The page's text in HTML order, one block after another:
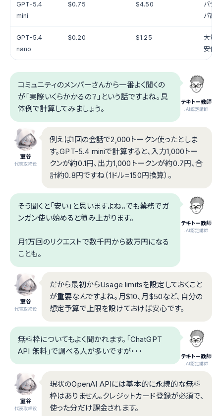
GPT-5.4
mini
$0.75 $4.50
バラ
パ高
GPT-5.4
nano
$0.20 $1.25
大量
安価
テキトー教師
.AI認定講師
コミュニティのメンバーさんから一番よく聞くの
が「実際いくらかかるの？」という話ですよね。具
体例で計算してみましょう。
室谷
代表取締役
例えば1回の会話で2,000トークン使ったとしま
す。GPT-5.4 miniで計算すると、入力1,000トー
クンが約0.1円、出力1,000トークンが約0.7円、合
計約0.8円ですね（1ドル=150円換算）。
テキトー教師
.AI認定講師
そう聞くと「安い」と思いますよね。でも業務でガ
ンガン使い始めると積み上がります。
月1万回のリクエストで数千円から数万円になる
ことも。
室谷
代表取締役
だから最初からUsage limitsを設定しておくこと
が重要なんですよね。月$10、月$50など、自分の
想定予算で上限を設けておけば安心です。
テキトー教師
.AI認定講師
無料枠についてもよく聞かれます。「ChatGPT
API 無料」で調べる人が多いですが・・・
室谷
代表取締役
現状のOpenAI APIには基本的に永続的な無料
枠はありません。クレジットカード登録が必須で、
使った分だけ課金されます。